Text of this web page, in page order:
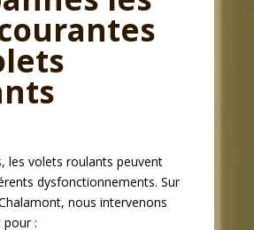
les volets roulants peuvent
dysfonctionnements. Sur
nous intervenons
pour :